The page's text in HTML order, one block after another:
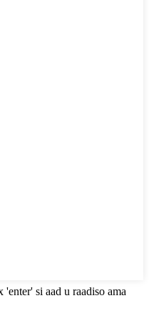
'enter' si aad u raadiso ama